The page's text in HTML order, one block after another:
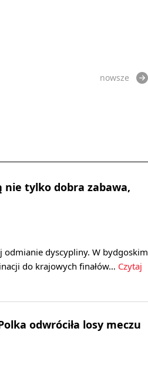
nowsze
nie tylko dobra zabawa,
dyscypliny. W bydgoskim
do krajowych finałów… Czytaj
odwróciła losy meczu